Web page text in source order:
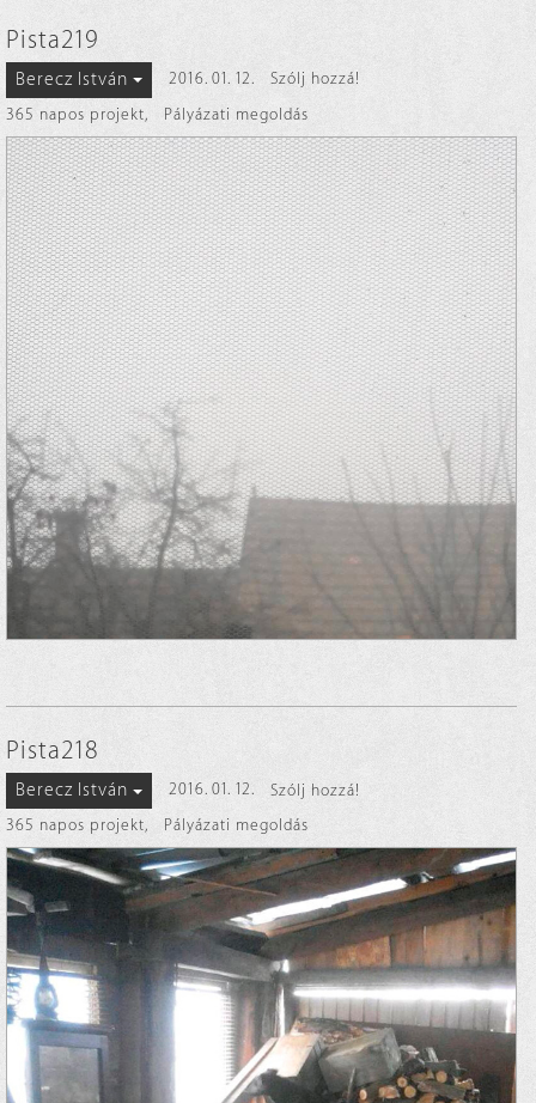
Pista219
Berecz István 2016. 01. 12.
Szólj hozzá!
365 napos projekt, Pályázati megoldás
Pista218
Berecz István 2016. 01. 12.
Szólj hozzá!
365 napos projekt, Pályázati megoldás